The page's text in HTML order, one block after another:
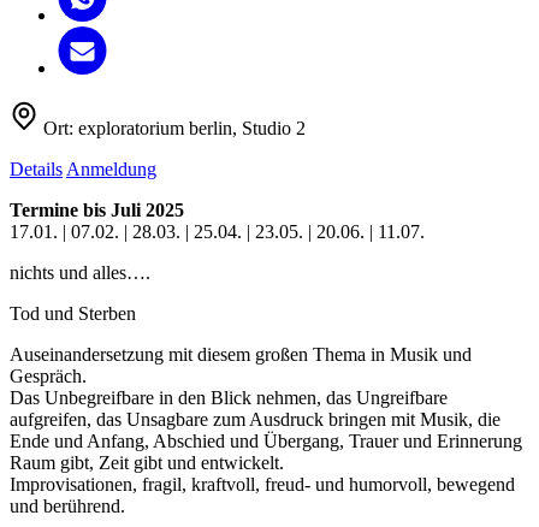
Ort: exploratorium berlin, Studio 2
Details Anmeldung
Termine bis Juli 2025
17.01. | 07.02. | 28.03. | 25.04. | 23.05. | 20.06. | 11.07.
nichts und alles….
Tod und Sterben
Auseinandersetzung mit diesem großen Thema in Musik und
Gespräch.
Das Unbegreifbare in den Blick nehmen, das Ungreifbare
aufgreifen, das Unsagbare zum Ausdruck bringen mit Musik, die
Ende und Anfang, Abschied und Übergang, Trauer und Erinnerung
Raum gibt, Zeit gibt und entwickelt.
Improvisationen, fragil, kraftvoll, freud- und humorvoll, bewegend
und berührend.